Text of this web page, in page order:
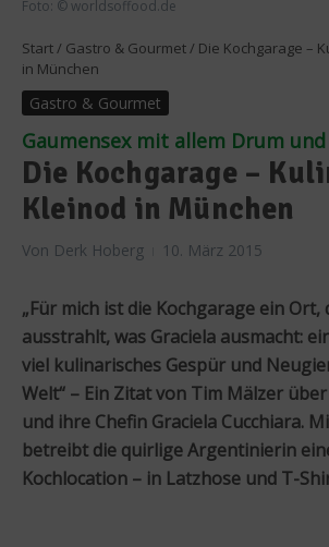
Foto: © worldsoffood.de
Start / Gastro & Gourmet / Die Kochgarage –
in München
Gastro & Gourmet
Gaumensex mit allem Drum
Die Kochgarage –
Kleinod in München
Von Derk Hoberg 10. März 2015
„Für mich ist die Kochgarage ein Ort,
ausstrahlt, was Graciela ausmacht:
viel kulinarisches Gespür und
Welt“ – Ein Zitat von Tim Mälzer
und ihre Chefin Graciela Cucchiara.
betreibt die quirlige Argentinierin
Kochlocation – in Latzhose und T-